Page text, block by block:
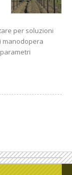
per soluzioni
manodopera